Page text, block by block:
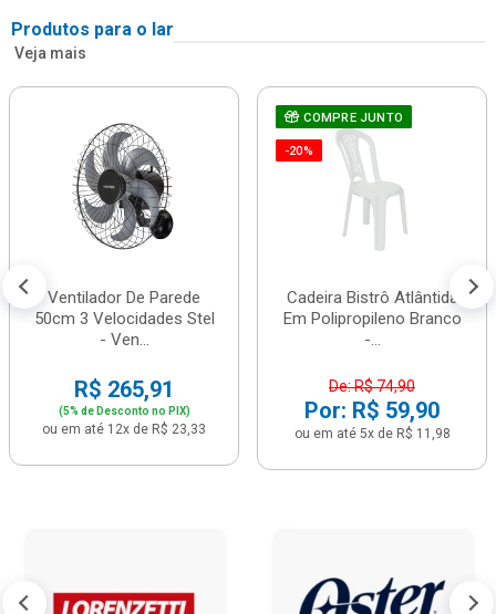
Produtos para o lar
Veja mais
Ventilador De Parede
50cm 3 Velocidades Stel
- Ven...
R$ 265,91
(5% de Desconto no PIX)
ou em até 12x de R$ 23,33
COMPRE JUNTO
-20%
Cadeira Bistrô Atlântida
Em Polipropileno Branco
-...
De: R$ 74,90
Por: R$ 59,90
ou em até 5x de R$ 11,98